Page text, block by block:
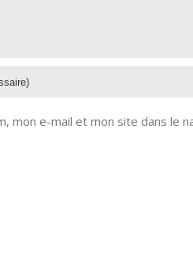
mon e-mail et mon site dans le